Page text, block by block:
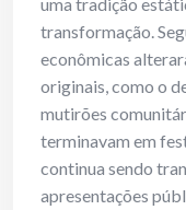
transformação.
econômicas
originais, como o
mutirões
terminavam em
continua sendo
apresentações